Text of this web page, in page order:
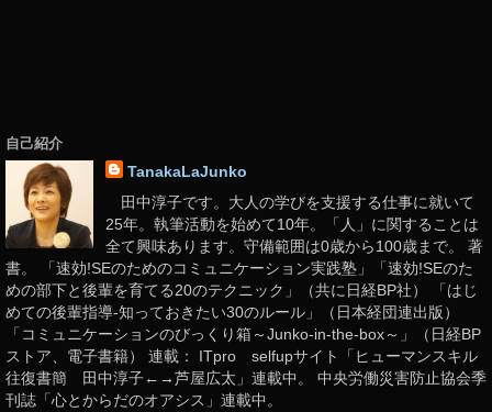
自己紹介
TanakaLaJunko
田中淳子です。大人の学びを支援する仕事に就いて
25年。執筆活動を始めて10年。「人」に関することは
全て興味あります。守備範囲は0歳から100歳まで。 著
書。 「速効!SEのためのコミュニケーション実践塾」「速効!SEのた
めの部下と後輩を育てる20のテクニック」（共に日経BP社） 「はじ
めての後輩指導-知っておきたい30のルール」（日本経団連出版）
「コミュニケーションのびっくり箱～Junko-in-the-box～」（日経BP
ストア、電子書籍） 連載： ITpro selfupサイト「ヒューマンスキル
往復書簡 田中淳子←→芦屋広太」連載中。 中央労働災害防止協会季
刊誌「心とからだのオアシス」連載中。